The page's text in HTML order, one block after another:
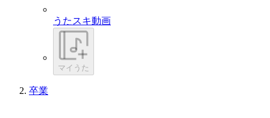
うたスキ動画
マイうた
卒業